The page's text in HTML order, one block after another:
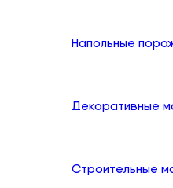
Напольные
Декоративные
Строительные